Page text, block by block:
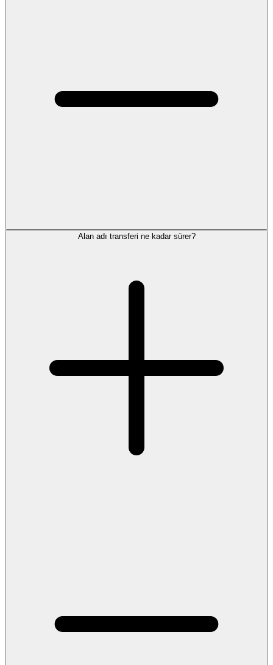
Alan adı transferi ne kadar sürer?